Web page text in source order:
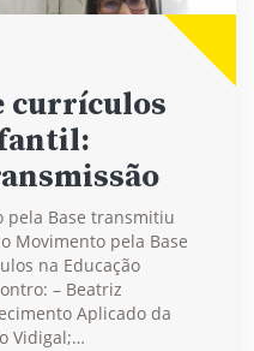
currículos
pela Base transmitiu
Movimento pela Base
na Educação
– Beatriz
Aplicado da
Vidigal;…